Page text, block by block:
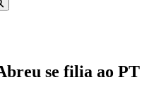
se filia ao PT